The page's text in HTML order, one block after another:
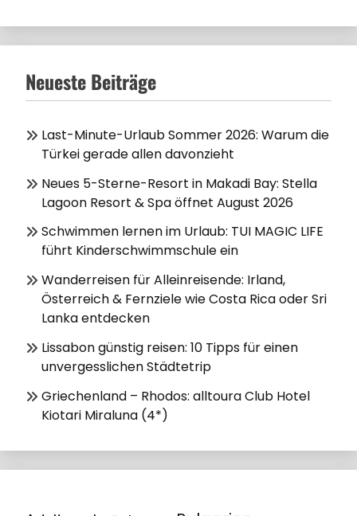
Neueste Beiträge
Last-Minute-Urlaub Sommer 2026: Warum die
Türkei gerade allen davonzieht
Neues 5-Sterne-Resort in Makadi Bay: Stella
Lagoon Resort & Spa öffnet August 2026
Schwimmen lernen im Urlaub: TUI MAGIC LIFE
führt Kinderschwimmschule ein
Wanderreisen für Alleinreisende: Irland,
Österreich & Fernziele wie Costa Rica oder Sri
Lanka entdecken
Lissabon günstig reisen: 10 Tipps für einen
unvergesslichen Städtetrip
Griechenland – Rhodos: alltoura Club Hotel
Kiotari Miraluna (4*)